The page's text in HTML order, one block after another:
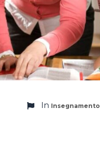
In Insegnamento